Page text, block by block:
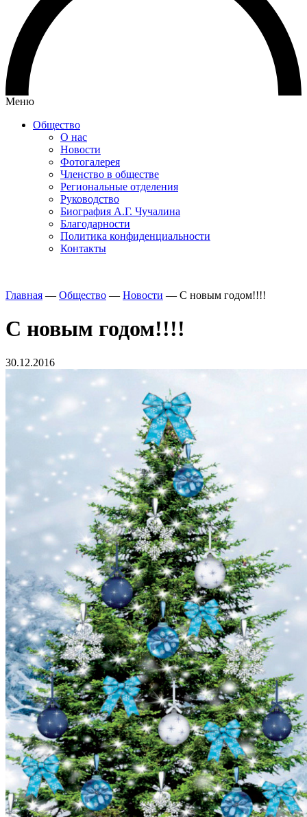
Меню
Общество
О нас
Новости
Фотогалерея
Членство в обществе
Региональные отделения
Руководство
Биография А.Г. Чучалина
Благодарности
Политика конфиденциальности
Контакты
Главная — Общество — Новости — С новым годом!!!!
С новым годом!!!!
30.12.2016